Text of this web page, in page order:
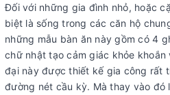
Đối với những gia đình nhỏ, hoặc
biệt là sống trong các căn hộ
những mẫu bàn ăn này gồm có 4
chữ nhật tạo cảm giác khỏe khoắn
đại này được thiết kế gia công rất
đường nét cầu kỳ. Mà thay vào đó